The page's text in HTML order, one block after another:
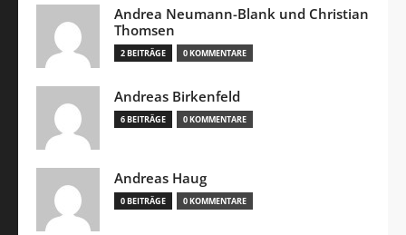
Andrea Neumann-Blank und Christian
Thomsen
2 BEITRÄGE 0 KOMMENTARE
Andreas Birkenfeld
6 BEITRÄGE 0 KOMMENTARE
Andreas Haug
0 BEITRÄGE 0 KOMMENTARE